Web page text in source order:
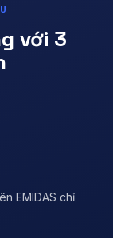
với 3
EMIDAS chỉ